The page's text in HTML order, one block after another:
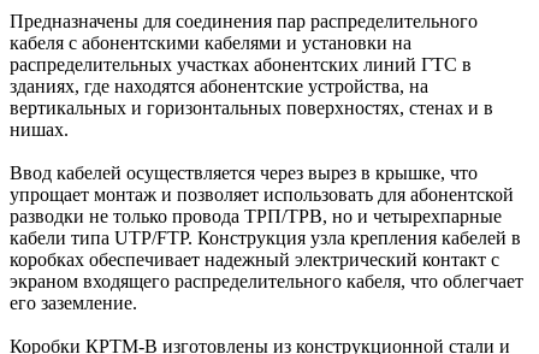
Предназначены для соединения пар распределительного
кабеля с абонентскими кабелями и установки на
распределительных участках абонентских линий ГТС в
зданиях, где находятся абонентские устройства, на
вертикальных и горизонтальных поверхностях, стенах и в
нишах.
Ввод кабелей осуществляется через вырез в крышке, что
упрощает монтаж и позволяет использовать для абонентской
разводки не только провода ТРП/ТРВ, но и четырехпарные
кабели типа UTP/FTP. Конструкция узла крепления кабелей в
коробках обеспечивает надежный электрический контакт с
экраном входящего распределительного кабеля, что облегчает
его заземление.
Коробки КРТМ-В изготовлены из конструкционной стали и